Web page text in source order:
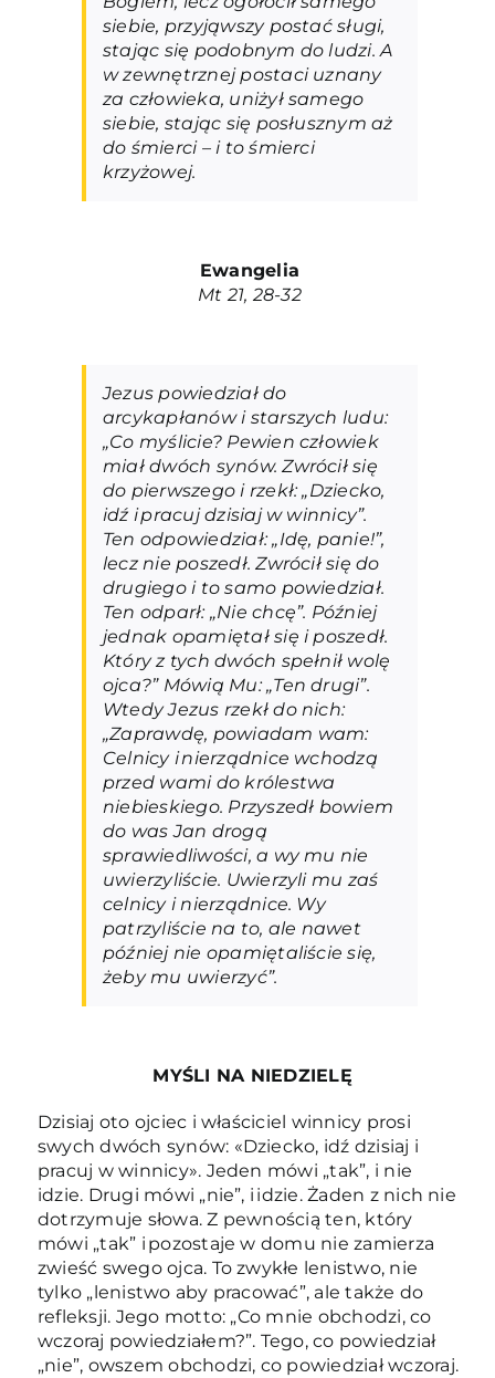
siebie, przyjąwszy postać sługi,
stając się podobnym do ludzi. A
w zewnętrznej postaci uznany
za człowieka, uniżył samego
siebie, stając się posłusznym aż
do śmierci – i to śmierci
krzyżowej.
Ewangelia
Mt 21, 28-32
Jezus powiedział do
arcykapłanów i starszych ludu:
„Co myślicie? Pewien człowiek
miał dwóch synów. Zwrócił się
do pierwszego i rzekł: „Dziecko,
idź i pracuj dzisiaj w winnicy”.
Ten odpowiedział: „Idę, panie!”,
lecz nie poszedł. Zwrócił się do
drugiego i to samo powiedział.
Ten odparł: „Nie chcę”. Później
jednak opamiętał się i poszedł.
Który z tych dwóch spełnił wolę
ojca?” Mówią Mu: „Ten drugi”.
Wtedy Jezus rzekł do nich:
„Zaprawdę, powiadam wam:
Celnicy i nierządnice wchodzą
przed wami do królestwa
niebieskiego. Przyszedł bowiem
do was Jan drogą
sprawiedliwości, a wy mu nie
uwierzyliście. Uwierzyli mu zaś
celnicy i nierządnice. Wy
patrzyliście na to, ale nawet
później nie opamiętaliście się,
żeby mu uwierzyć”.
MYŚLI NA NIEDZIELĘ
Dzisiaj oto ojciec i właściciel winnicy prosi
swych dwóch synów: «Dziecko, idź dzisiaj i
pracuj w winnicy». Jeden mówi „tak”, i nie
idzie. Drugi mówi „nie”, i idzie. Żaden z nich nie
dotrzymuje słowa. Z pewnością ten, który
mówi „tak” i pozostaje w domu nie zamierza
zwieść swego ojca. To zwykłe lenistwo, nie
tylko „lenistwo aby pracować”, ale także do
refleksji. Jego motto: „Co mnie obchodzi, co
wczoraj powiedziałem?”. Tego, co powiedział
„nie”, owszem obchodzi, co powiedział wczoraj.